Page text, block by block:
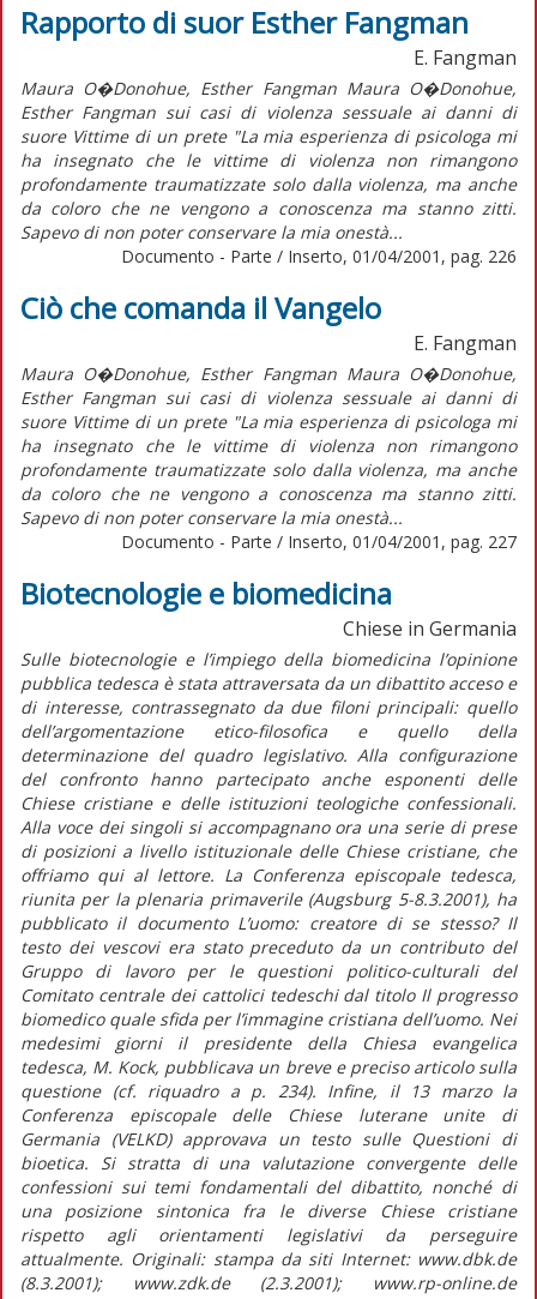
Rapporto di suor Esther Fangman
E. Fangman
Maura O�Donohue, Esther Fangman Maura O�Donohue,
Esther Fangman sui casi di violenza sessuale ai danni di
suore Vittime di un prete "La mia esperienza di psicologa mi
ha insegnato che le vittime di violenza non rimangono
profondamente traumatizzate solo dalla violenza, ma anche
da coloro che ne vengono a conoscenza ma stanno zitti.
Sapevo di non poter conservare la mia onestà...
Documento - Parte / Inserto, 01/04/2001, pag. 226
Ciò che comanda il Vangelo
E. Fangman
Maura O�Donohue, Esther Fangman Maura O�Donohue,
Esther Fangman sui casi di violenza sessuale ai danni di
suore Vittime di un prete "La mia esperienza di psicologa mi
ha insegnato che le vittime di violenza non rimangono
profondamente traumatizzate solo dalla violenza, ma anche
da coloro che ne vengono a conoscenza ma stanno zitti.
Sapevo di non poter conservare la mia onestà...
Documento - Parte / Inserto, 01/04/2001, pag. 227
Biotecnologie e biomedicina
Chiese in Germania
Sulle biotecnologie e l’impiego della biomedicina l’opinione
pubblica tedesca è stata attraversata da un dibattito acceso e
di interesse, contrassegnato da due filoni principali: quello
dell’argomentazione etico-filosofica e quello della
determinazione del quadro legislativo. Alla configurazione
del confronto hanno partecipato anche esponenti delle
Chiese cristiane e delle istituzioni teologiche confessionali.
Alla voce dei singoli si accompagnano ora una serie di prese
di posizioni a livello istituzionale delle Chiese cristiane, che
offriamo qui al lettore. La Conferenza episcopale tedesca,
riunita per la plenaria primaverile (Augsburg 5-8.3.2001), ha
pubblicato il documento L’uomo: creatore di se stesso? Il
testo dei vescovi era stato preceduto da un contributo del
Gruppo di lavoro per le questioni politico-culturali del
Comitato centrale dei cattolici tedeschi dal titolo Il progresso
biomedico quale sfida per l’immagine cristiana dell’uomo. Nei
medesimi giorni il presidente della Chiesa evangelica
tedesca, M. Kock, pubblicava un breve e preciso articolo sulla
questione (cf. riquadro a p. 234). Infine, il 13 marzo la
Conferenza episcopale delle Chiese luterane unite di
Germania (VELKD) approvava un testo sulle Questioni di
bioetica. Si stratta di una valutazione convergente delle
confessioni sui temi fondamentali del dibattito, nonché di
una posizione sintonica fra le diverse Chiese cristiane
rispetto agli orientamenti legislativi da perseguire
attualmente. Originali: stampa da siti Internet: www.dbk.de
(8.3.2001); www.zdk.de (2.3.2001); www.rp-online.de